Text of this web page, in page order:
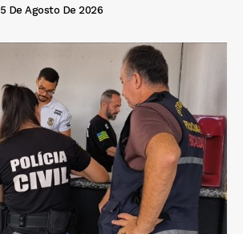
5 De Agosto De 2026